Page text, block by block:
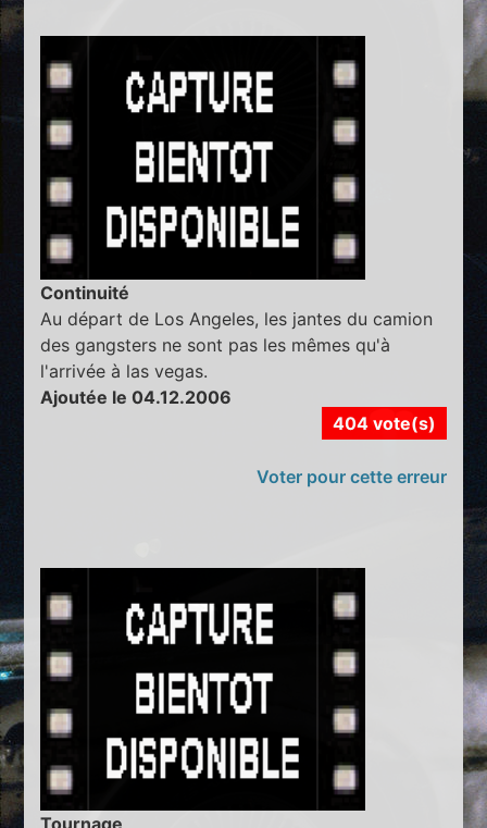
Continuité
Au départ de Los Angeles, les jantes du camion
des gangsters ne sont pas les mêmes qu'à
l'arrivée à las vegas.
Ajoutée le 04.12.2006
404 vote(s)
Voter pour cette erreur